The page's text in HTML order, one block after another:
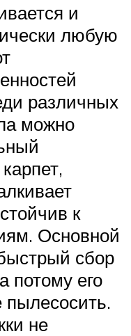
и
любую
различных
можно
к
Основной
сбор
потому его
не